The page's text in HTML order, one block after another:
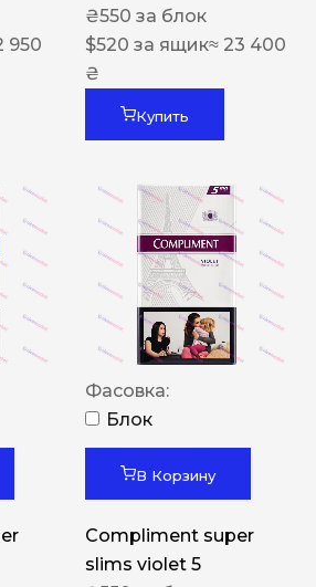
950
₴550 за блок
$520 за ящик≈ 23 400
₴
Купить
Фасовка:
Блок
В Корзину
Compliment super
slims violet 5